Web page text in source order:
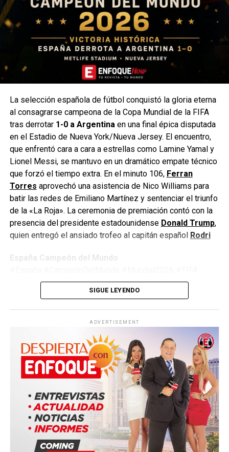
La selección española de fútbol conquistó la gloria eterna
al consagrarse campeona de la Copa Mundial de la FIFA
tras derrotar 1-0 a Argentinaen una final épica disputada
en el Estadio de Nueva York/Nueva Jersey. El encuentro,
que enfrentó cara a cara a estrellas como Lamine Yamal y
Lionel Messi, se mantuvo en un dramático empate técnico
que forzó el tiempo extra. En el minuto 106, Ferran
Torres aprovechó una asistencia de Nico Williams para
batir las redes de Emiliano Martínez y sentenciar el triunfo
de la «La Roja». La ceremonia de premiación contó con la
presencia del presidente estadounidense Donald Trump,
quien entregó el ansiado trofeo al capitán español Rodri
España Campeón del Mundo
#Argentina #Fútbol #LaRoja #WorldCup2026
#JimmyPizarro #EnfoqueNow
SIGUE LEYENDO
ADVERTISEMENT